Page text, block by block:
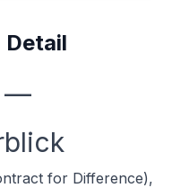
Detail
—
for Difference),